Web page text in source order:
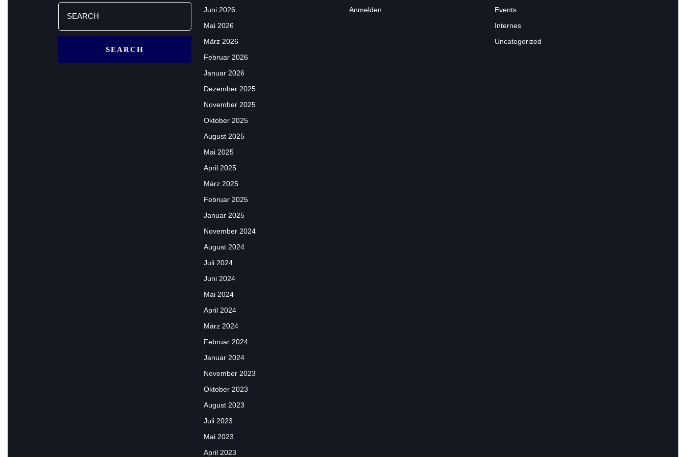
Search
for:
Juni 2026
Mai 2026
März 2026
Februar 2026
Januar 2026
Dezember 2025
November 2025
Oktober 2025
August 2025
Mai 2025
April 2025
März 2025
Februar 2025
Januar 2025
November 2024
August 2024
Juli 2024
Juni 2024
Mai 2024
April 2024
März 2024
Februar 2024
Januar 2024
November 2023
Oktober 2023
August 2023
Juli 2023
Mai 2023
April 2023
Anmelden
Events
Internes
Uncategorized